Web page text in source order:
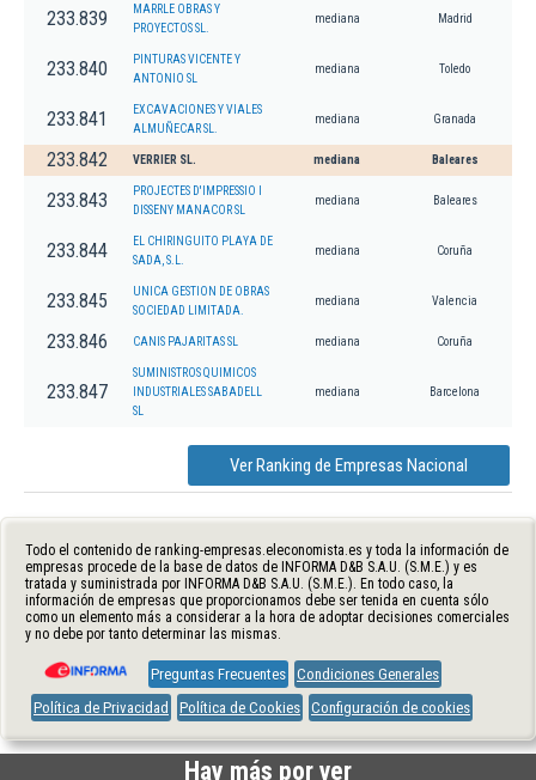
233.839
MARRLE OBRAS Y
PROYECTOS SL.
mediana Madrid
233.840
PINTURAS VICENTE Y
ANTONIO SL
mediana Toledo
233.841
EXCAVACIONES Y VIALES
ALMUÑECAR SL.
mediana Granada
233.842 VERRIER SL. mediana Baleares
233.843
PROJECTES D'IMPRESSIO I
DISSENY MANACOR SL
mediana Baleares
233.844
EL CHIRINGUITO PLAYA DE
SADA, S.L.
mediana Coruña
233.845
UNICA GESTION DE OBRAS
SOCIEDAD LIMITADA.
mediana Valencia
233.846 CANIS PAJARITAS SL mediana Coruña
233.847
SUMINISTROS QUIMICOS
INDUSTRIALES SABADELL
SL
mediana Barcelona
Ver Ranking de Empresas Nacional
Todo el contenido de ranking-empresas.eleconomista.es y toda la información de
empresas procede de la base de datos de INFORMA D&B S.A.U. (S.M.E.) y es
tratada y suministrada por INFORMA D&B S.A.U. (S.M.E.). En todo caso, la
información de empresas que proporcionamos debe ser tenida en cuenta sólo
como un elemento más a considerar a la hora de adoptar decisiones comerciales
y no debe por tanto determinar las mismas.
Preguntas Frecuentes Condiciones Generales
Política de Privacidad
Política de Cookies Configuración de cookies
Hay más por ver